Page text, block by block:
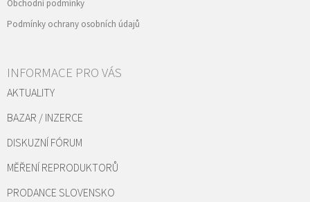
Obchodní podmínky
Podmínky ochrany osobních údajů
INFORMACE PRO VÁS
AKTUALITY
BAZAR / INZERCE
DISKUZNÍ FÓRUM
MĚŘENÍ REPRODUKTORŮ
PRODANCE SLOVENSKO